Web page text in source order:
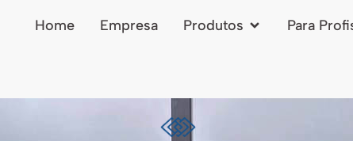
Home Empresa Produtos Para